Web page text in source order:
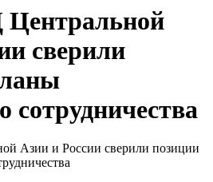
сверили
сотрудничества